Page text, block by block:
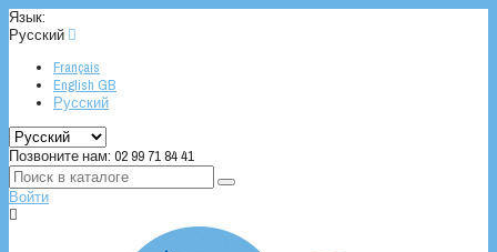
Язык:
Русский 
Français
English GB
Русский
Позвоните нам: 02 99 71 84 41
Войти
